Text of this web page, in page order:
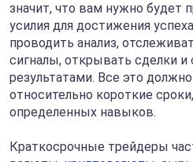
значит, что вам нужно будет
усилия для достижения
проводить анализ,
сигналы, открывать сделки и
результатами. Все это
относительно короткие
определенных навыков.
Краткосрочные трейдеры